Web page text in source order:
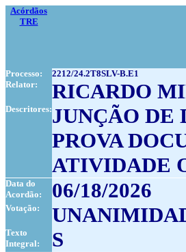
Acórdãos
TRE
Processo:
2212/24.2T8SLV-B.E1
Relator:
RICARDO
Descritores:JUNÇÃO DE
PROVA
ATIVIDADE
Data do
Acordão:
06/18/2026
Votação:
Texto
Integral:
S